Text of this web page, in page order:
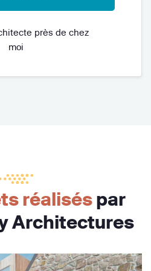
près de chez
moi
réaliséspar
Architectures